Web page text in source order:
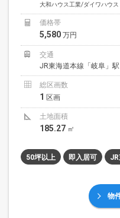
大和ハウス工業/ダイワハウス
価格帯
5,580 万円
交通
JR東海道本線「岐阜」
総区画数
1 区画
土地面積
185.27 ㎡
50坪以上 即入居可
物